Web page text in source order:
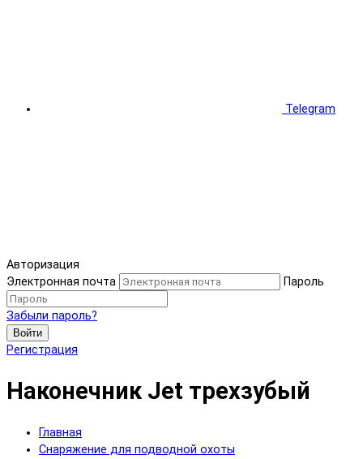
Telegram
Авторизация
Электронная почта
Пароль
Забыли пароль?
Войти
Регистрация
Наконечник Jet трехзубый
Главная
Снаряжение для подводной охоты